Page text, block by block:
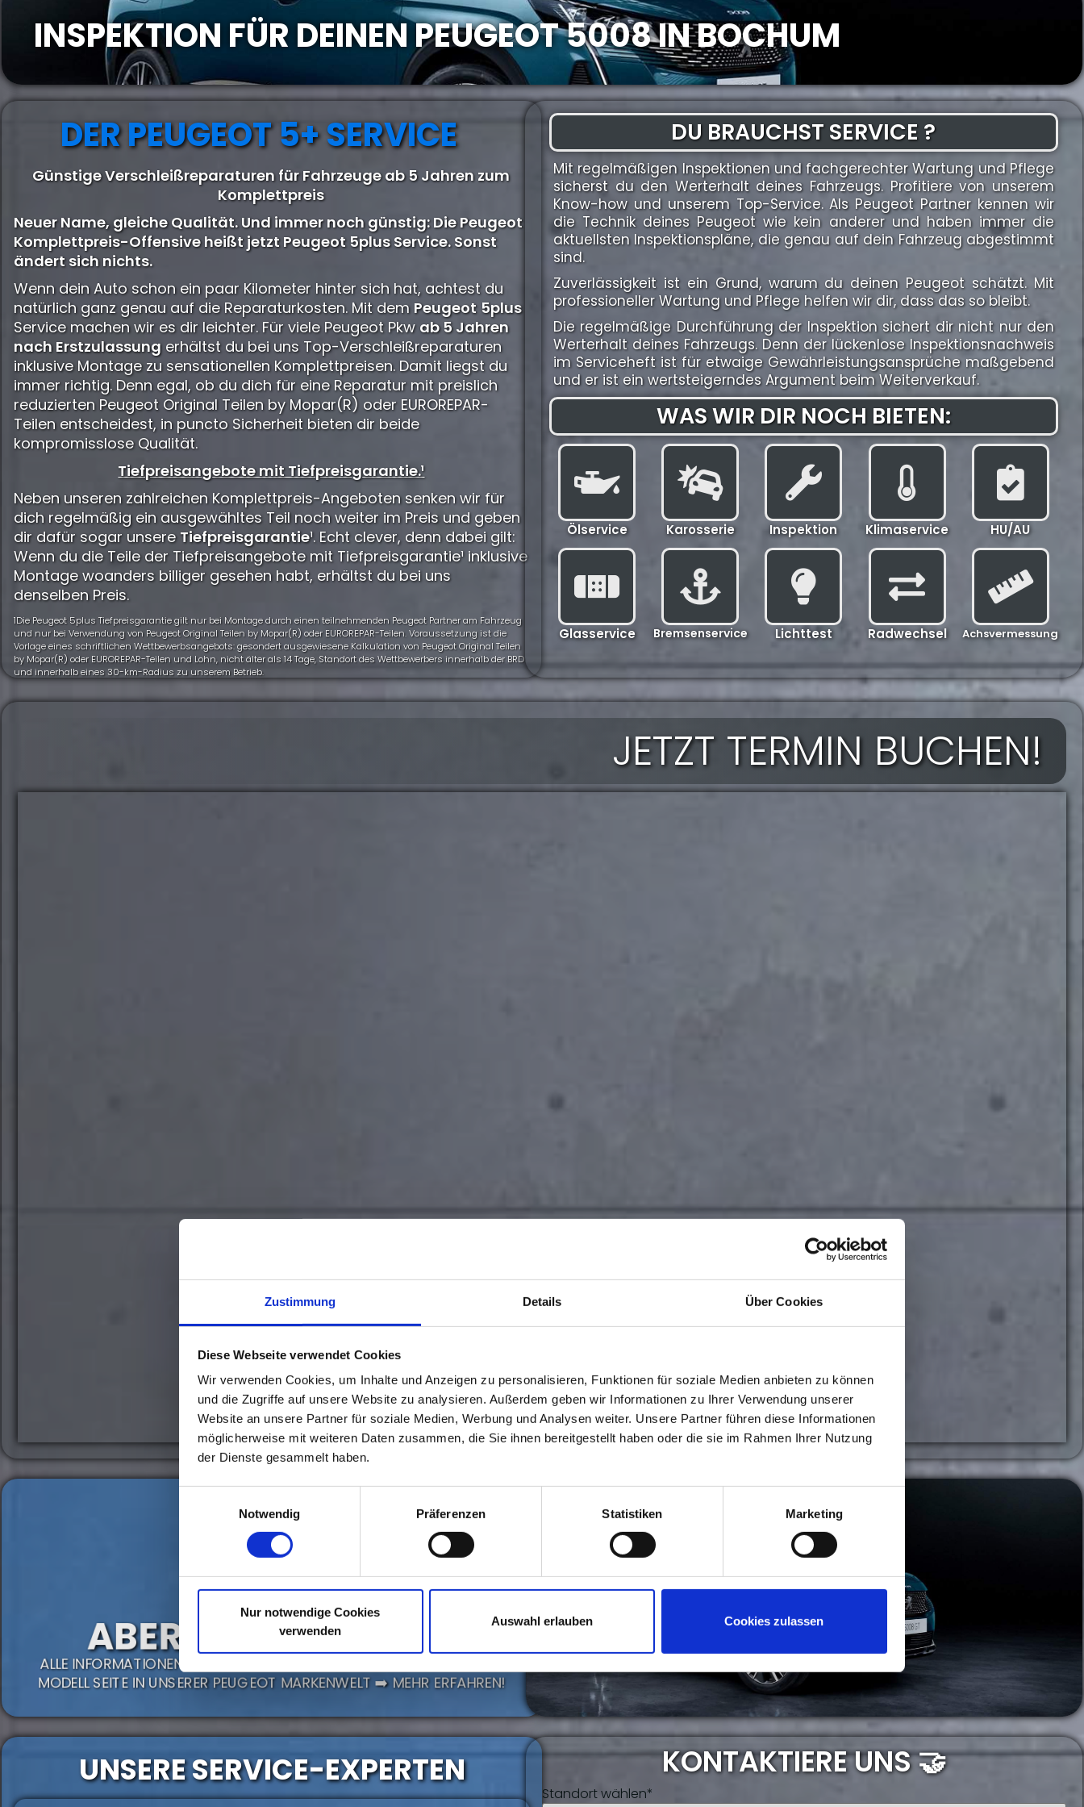
Zustimmung Details Über Cookies
Diese Webseite verwendet Cookies
Wir verwenden Cookies, um Inhalte und Anzeigen zu personalisieren, Funktionen für soziale Medien anbieten zu können
und die Zugriffe auf unsere Website zu analysieren. Außerdem geben wir Informationen zu Ihrer Verwendung unserer
Website an unsere Partner für soziale Medien, Werbung und Analysen weiter. Unsere Partner führen diese Informationen
möglicherweise mit weiteren Daten zusammen, die Sie ihnen bereitgestellt haben oder die sie im Rahmen Ihrer Nutzung
der Dienste gesammelt haben.
Notwendig
Präferenzen Statistiken Marketing
Nur notwendige Cookies
verwenden
Auswahl erlauben Cookies zulassen
INSPEKTION FÜR DEINEN PEUGEOT 5008 IN BOCHUM
DER PEUGEOT 5+ SERVICE
Günstige Verschleißreparaturen für Fahrzeuge ab 5 Jahren zum
Komplettpreis
Neuer Name, gleiche Qualität. Und immer noch günstig: Die Peugeot
Komplettpreis-Offensive heißt jetzt Peugeot 5plus Service. Sonst
ändert sich nichts.
Wenn dein Auto schon ein paar Kilometer hinter sich hat, achtest du
natürlich ganz genau auf die Reparaturkosten. Mit dem Peugeot 5plus
Service machen wir es dir leichter. Für viele Peugeot Pkw ab 5 Jahren
nach Erstzulassungerhältst du bei uns Top-Verschleißreparaturen
inklusive Montage zu sensationellen Komplettpreisen. Damit liegst du
immer richtig. Denn egal, ob du dich für eine Reparatur mit preislich
reduzierten Peugeot Original Teilen by Mopar(R) oder EUROREPAR-
Teilen entscheidest, in puncto Sicherheit bieten dir beide
kompromisslose Qualität.
Tiefpreisangebote mit Tiefpreisgarantie.¹
Neben unseren zahlreichen Komplettpreis-Angeboten senken wir für
dich regelmäßig ein ausgewähltes Teil noch weiter im Preis und geben
dir dafür sogar unsere Tiefpreisgarantie¹. Echt clever, denn dabei gilt:
Wenn du die Teile der Tiefpreisangebote mit Tiefpreisgarantie¹ inklusive
Montage woanders billiger gesehen habt, erhältst du bei uns
denselben Preis.
1Die Peugeot 5plus Tiefpreisgarantie gilt nur bei Montage durch einen teilnehmenden Peugeot Partner am Fahrzeug
und nur bei Verwendung von Peugeot Original Teilen by Mopar(R) oder EUROREPAR-Teilen. Voraussetzung ist die
Vorlage eines schriftlichen Wettbewerbsangebots: gesondert ausgewiesene Kalkulation von Peugeot Original Teilen
by Mopar(R) oder EUROREPAR-Teilen und Lohn, nicht älter als 14 Tage, Standort des Wettbewerbers innerhalb der BRD
und innerhalb eines 30-km-Radius zu unserem Betrieb.
DU BRAUCHST SERVICE ?
Mit regelmäßigen Inspektionen und fachgerechter Wartung und Pflege
sicherst du den Werterhalt deines Fahrzeugs. Profitiere von unserem
Know-how und unserem Top-Service. Als Peugeot Partner kennen wir
die Technik deines Peugeot wie kein anderer und haben immer die
aktuellsten Inspektionspläne, die genau auf dein Fahrzeug abgestimmt
sind.
Zuverlässigkeit ist ein Grund, warum du deinen Peugeot schätzt. Mit
professioneller Wartung und Pflege helfen wir dir, dass das so bleibt.
Die regelmäßige Durchführung der Inspektion sichert dir nicht nur den
Werterhalt deines Fahrzeugs. Denn der lückenlose Inspektionsnachweis
im Serviceheft ist für etwaige Gewährleistungsansprüche maßgebend
und er ist ein wertsteigerndes Argument beim Weiterverkauf.
WAS WIR DIR NOCH BIETEN:
Ölservice Karosserie Inspektion Klimaservice HU/AU
Glasservice Bremsenservice Lichttest Radwechsel Achsvermessung
JETZT TERMIN BUCHEN!
ABER WAS IST MIT..?
ALLE INFORMATIONEN RUND UM DEN PEUGEOT 5008 GIBT ES AUF DER
MODELL SEITE IN UNSERER PEUGEOT MARKENWELT ➡️ MEHR ERFAHREN!
UNSERE SERVICE-EXPERTEN KONTAKTIERE UNS 🤝
Standort wählen*